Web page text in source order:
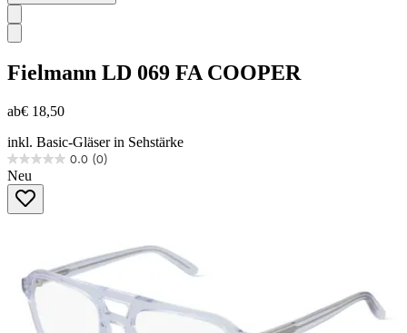
Fielmann LD 069 FA COOPER
ab€ 18,50
inkl. Basic-Gläser in Sehstärke
0.0 (0)
0.0
von
Sternen.
Neu